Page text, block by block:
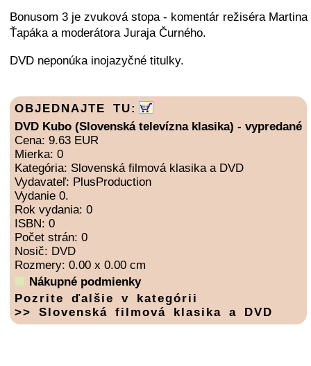
Bonusom 3 je zvuková stopa - komentár režiséra Martina
Ťapáka a moderátora Juraja Čurného.
DVD neponúka inojazyčné titulky.
OBJEDNAJTE TU:
DVD Kubo (Slovenská televízna klasika) - vypredané
Cena: 9.63 EUR
Mierka: 0
Kategória: Slovenská filmová klasika a DVD
Vydavateľ: PlusProduction
Vydanie 0.
Rok vydania: 0
ISBN: 0
Počet strán: 0
Nosič: DVD
Rozmery: 0.00 x 0.00 cm
Nákupné podmienky
Pozrite ďalšie v kategórii
>> Slovenská filmová klasika a DVD